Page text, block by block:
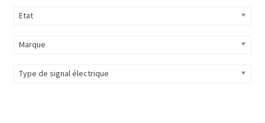
Etat
Marque
Type de signal électrique